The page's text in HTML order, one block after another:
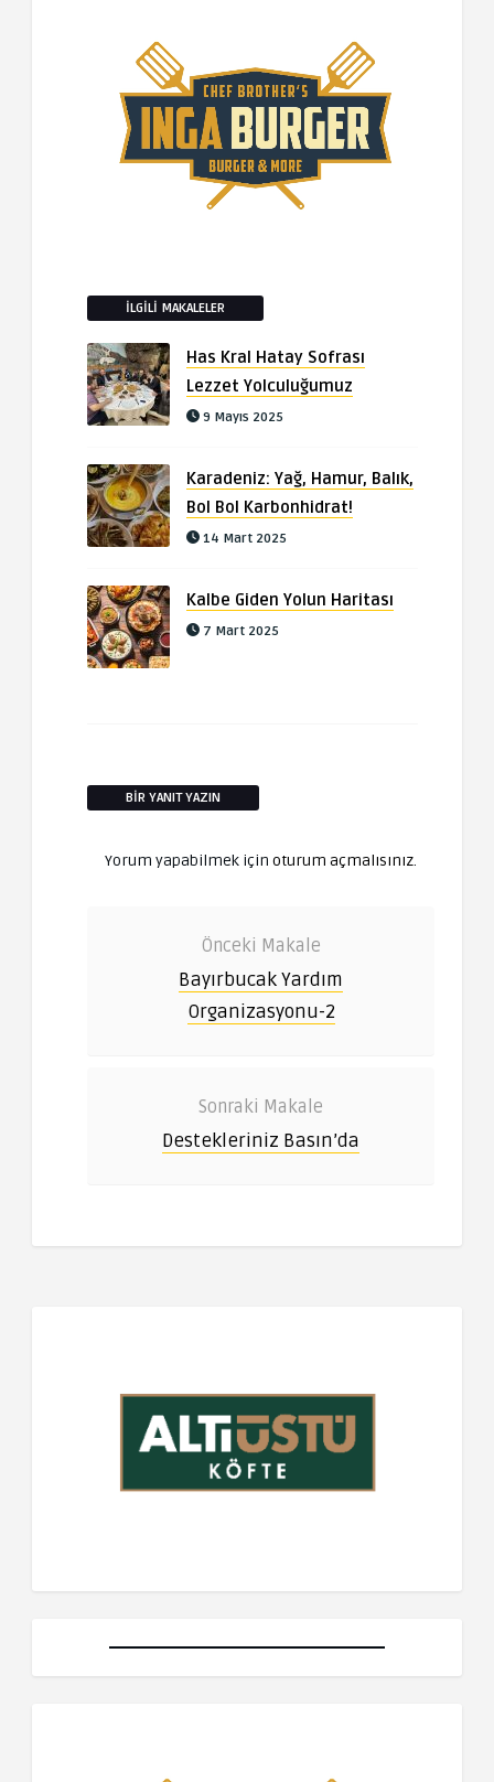
İLGILI MAKALELER
Has Kral Hatay Sofrası
Lezzet Yolculuğumuz
9 Mayıs 2025
Karadeniz: Yağ, Hamur, Balık,
Bol Bol Karbonhidrat!
14 Mart 2025
Kalbe Giden Yolun Haritası
7 Mart 2025
BIR YANIT YAZIN
Yorum yapabilmek için oturum açmalısınız.
Önceki Makale
Bayırbucak Yardım
Organizasyonu-2
Sonraki Makale
Destekleriniz Basın’da